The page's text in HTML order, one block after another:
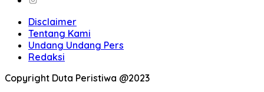
Disclaimer
Tentang Kami
Undang Undang Pers
Redaksi
Copyright Duta Peristiwa @2023